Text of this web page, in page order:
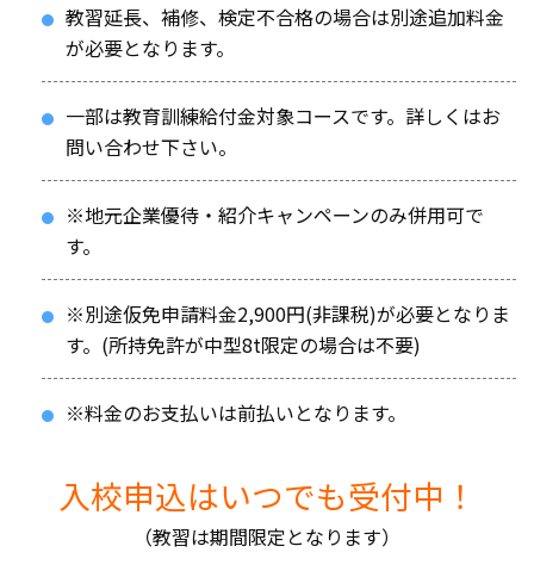
教習延長、補修、検定不合格の場合は別途追加料金
が必要となります。
一部は教育訓練給付金対象コースです。詳しくはお
問い合わせ下さい。
※地元企業優待・紹介キャンペーンのみ併用可で
す。
※別途仮免申請料金2,900円(非課税)が必要となりま
す。(所持免許が中型8t限定の場合は不要)
※料金のお支払いは前払いとなります。
入校申込はいつでも受付中！
（教習は期間限定となります）